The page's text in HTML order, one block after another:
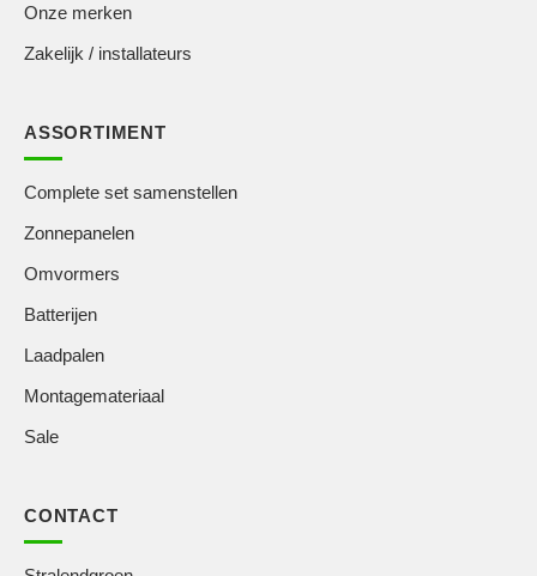
Onze merken
Zakelijk / installateurs
ASSORTIMENT
Complete set samenstellen
Zonnepanelen
Omvormers
Batterijen
Laadpalen
Montagemateriaal
Sale
CONTACT